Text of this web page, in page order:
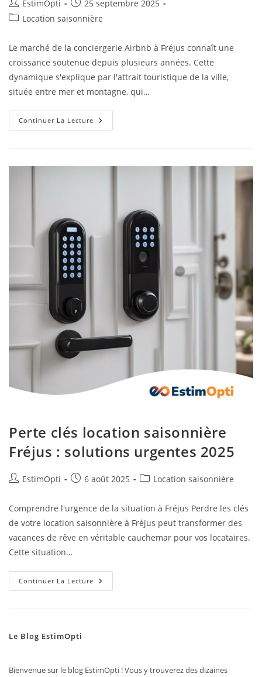
EstimOpti
25 septembre 2025
Location saisonnière
Le marché de la conciergerie Airbnb à Fréjus connaît une
croissance soutenue depuis plusieurs années. Cette
dynamique s'explique par l'attrait touristique de la ville,
située entre mer et montagne, qui…
Continuer La Lecture
Perte clés location saisonnière
Fréjus : solutions urgentes 2025
EstimOpti 6 août 2025 Location saisonnière
Comprendre l'urgence de la situation à Fréjus Perdre les clés
de votre location saisonnière à Fréjus peut transformer des
vacances de rêve en véritable cauchemar pour vos locataires.
Cette situation…
Continuer La Lecture
Le Blog EstimOpti
Bienvenue sur le blog EstimOpti ! Vous y trouverez des dizaines